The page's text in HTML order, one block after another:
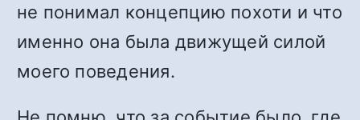
не понимал концепцию похоти и что
именно она была движущей силой
моего поведения.